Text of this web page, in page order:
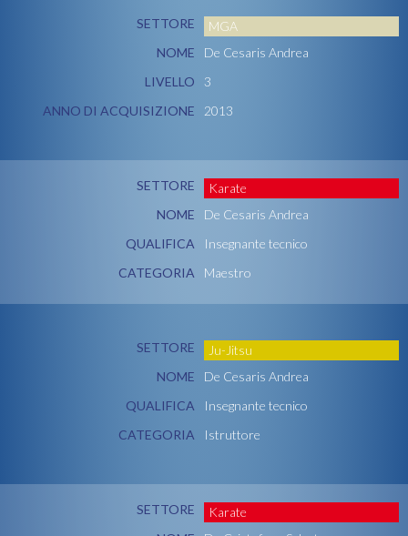
SETTORE
MGA
NOME
De Cesaris Andrea
LIVELLO
3
ANNO DI ACQUISIZIONE
2013
SETTORE
Karate
NOME
De Cesaris Andrea
QUALIFICA
Insegnante tecnico
CATEGORIA
Maestro
SETTORE
Ju-Jitsu
NOME
De Cesaris Andrea
QUALIFICA
Insegnante tecnico
CATEGORIA
Istruttore
SETTORE
Karate